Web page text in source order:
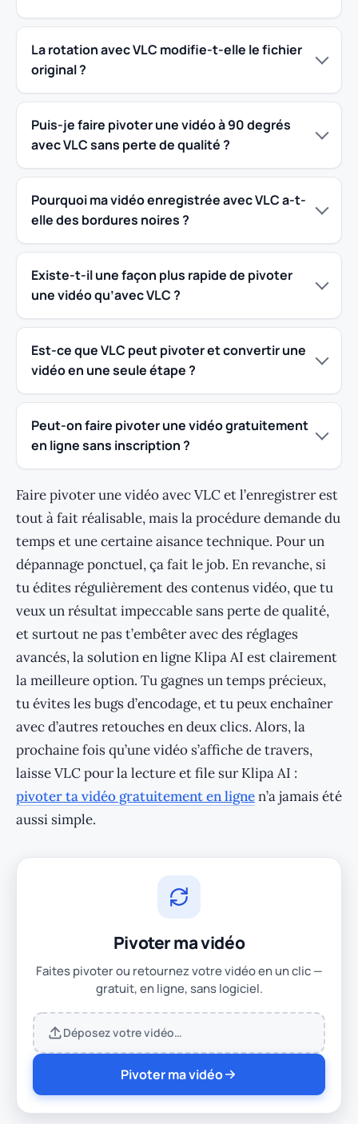
La rotation avec VLC modifie-t-elle le fichier
original ?
Puis-je faire pivoter une vidéo à 90 degrés
avec VLC sans perte de qualité ?
Pourquoi ma vidéo enregistrée avec VLC a-t-
elle des bordures noires ?
Existe-t-il une façon plus rapide de pivoter
une vidéo qu’avec VLC ?
Est-ce que VLC peut pivoter et convertir une
vidéo en une seule étape ?
Peut-on faire pivoter une vidéo gratuitement
en ligne sans inscription ?
Faire pivoter une vidéo avec VLC et l’enregistrer est
tout à fait réalisable, mais la procédure demande du
temps et une certaine aisance technique. Pour un
dépannage ponctuel, ça fait le job. En revanche, si
tu édites régulièrement des contenus vidéo, que tu
veux un résultat impeccable sans perte de qualité,
et surtout ne pas t’embêter avec des réglages
avancés, la solution en ligne Klipa AI est clairement
la meilleure option. Tu gagnes un temps précieux,
tu évites les bugs d’encodage, et tu peux enchaîner
avec d’autres retouches en deux clics. Alors, la
prochaine fois qu’une vidéo s’affiche de travers,
laisse VLC pour la lecture et file sur Klipa AI :
pivoter ta vidéo gratuitement en lignen’a jamais été
aussi simple.
Pivoter ma vidéo
Faites pivoter ou retournez votre vidéo en un clic —
gratuit, en ligne, sans logiciel.
Déposez votre vidéo…
Pivoter ma vidéo